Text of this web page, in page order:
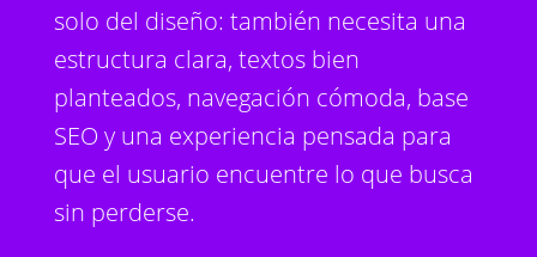
solo del diseño: también necesita una
estructura clara, textos bien
planteados, navegación cómoda, base
SEO y una experiencia pensada para
que el usuario encuentre lo que busca
sin perderse.